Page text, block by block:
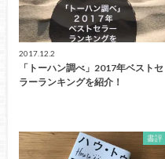
2017.12.2
「トーハン調べ」2017年ベストセ
ラーランキングを紹介！
書評